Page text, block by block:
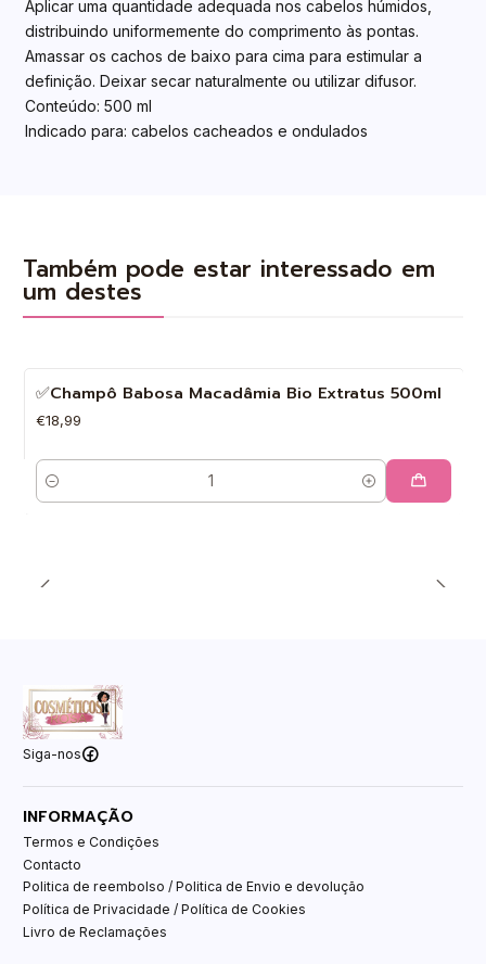
Aplicar uma quantidade adequada nos cabelos húmidos,
distribuindo uniformemente do comprimento às pontas.
Amassar os cachos de baixo para cima para estimular a
definição. Deixar secar naturalmente ou utilizar difusor.
Conteúdo: 500 ml
Indicado para: cabelos cacheados e ondulados
Também pode estar interessado em
um destes
✅Champô Babosa Macadâmia Bio Extratus 500ml
€18,99
Quantidade
Siga-nos
INFORMAÇÃO
Termos e Condições
Contacto
Politica de reembolso / Politica de Envio e devolução
Política de Privacidade / Política de Cookies
Livro de Reclamações